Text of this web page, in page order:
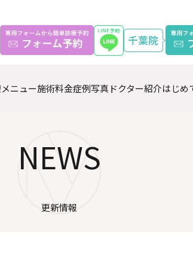
ニュー施術料金症例写真ドクター紹介はじめ
NEWS
更新情報